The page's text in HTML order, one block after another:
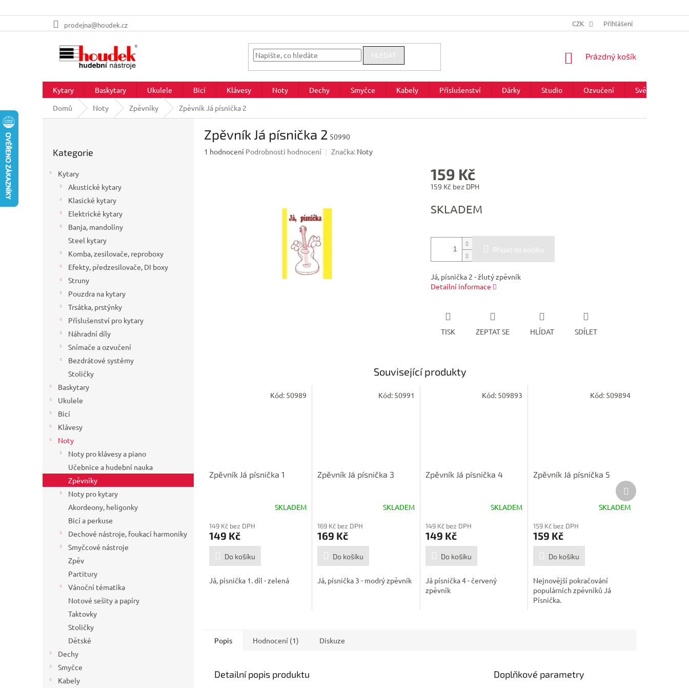
na
prodejna@houdek.cz CZK Přihlášení
HLEDAT
NÁKUPNÍ
Prázdný košík
Kytary Baskytary Ukulele Bicí Klávesy Noty Dechy Smyčce Kabely Příslušenství Dárky Studio Ozvučení Světla
Domů
Noty Zpěvníky Zpěvník Já písnička 2
kategorie
Kategorie
Kytary
Akustické kytary
Klasické kytary
Elektrické kytary
Banja, mandolíny
Steel kytary
Komba, zesilovače, reproboxy
Efekty, předzesilovače, DI boxy
Struny
Pouzdra na kytary
Trsátka, prstýnky
Příslušenství pro kytary
Náhradní díly
Snímače a ozvučení
Bezdrátové systémy
Stoličky
Baskytary
Ukulele
Bicí
Klávesy
Noty
Noty pro klávesy a piano
Učebnice a hudební nauka
Zpěvníky
Noty pro kytary
Akordeony, heligonky
Bicí a perkuse
Dechové nástroje, foukací harmoniky
Smyčcové nástroje
Zpěv
Partitury
Vánoční tématika
Notové sešity a papíry
Taktovky
Stoličky
Dětské
Dechy
Smyčce
Kabely
Zpěvník Já písnička 2 50990
Průměrné
1 hodnocení Podrobnosti hodnocení Značka: Noty
159 Kč
159 Kč bez DPH
cena:
SKLADEM
Přidat do košíku
Já, písnička 2 - žlutý zpěvník
Detailní informace
TISK ZEPTAT SE HLÍDAT SDÍLET
Související produkty
Zpěvník Já písnička 1
SKLADEM
149 Kč bez DPH
149 Kč
Do košíku
Já, písnička 1. díl - zelená
Kód: 50989
Zpěvník Já písnička 3
produktu
je
5,0
5
hvězdiček.
SKLADEM
169 Kč bez DPH
169 Kč
Do košíku
Já, písnička 3 - modrý zpěvník
Kód: 50991
Zpěvník Já písnička 4
SKLADEM
149 Kč bez DPH
149 Kč
Do košíku
Já písnička 4 - červený
zpěvník
Kód: 509893
Zpěvník Já písnička 5
produktu
je
5,0
5
hvězdiček.
SKLADEM
159 Kč bez DPH
159 Kč
Do košíku
Nejnovější pokračování
populárních zpěvníků Já
Písnička.
Kód: 509894
Další
produkt
Popis Hodnocení (1) Diskuze
Detailní popis produktu Doplňkové parametry